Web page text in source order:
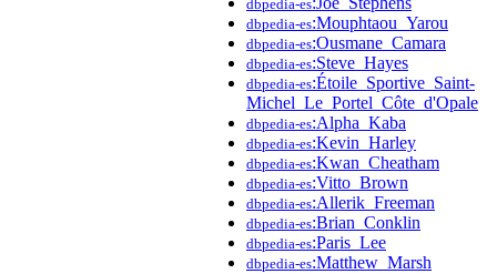
dbpedia-es
dbpedia-es:Mouphtaou_Yarou
dbpedia-es:Ousmane_Camara
dbpedia-es:Steve_Hayes
dbpedia-es:Étoile_Sportive_Saint-
Michel_Le_Portel_Côte_d'Opale
dbpedia-es:Alpha_Kaba
dbpedia-es:Kevin_Harley
dbpedia-es:Kwan_Cheatham
dbpedia-es:Vitto_Brown
dbpedia-es:Allerik_Freeman
dbpedia-es:Brian_Conklin
dbpedia-es:Paris_Lee
dbpedia-es:Matthew_Marsh